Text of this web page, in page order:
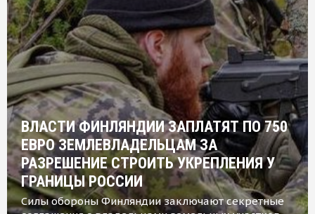
ВЛАСТИ ФИНЛЯНДИИ ЗАПЛАТЯТ ПО 750
ЕВРО ЗЕМЛЕВЛАДЕЛЬЦАМ ЗА
РАЗРЕШЕНИЕ СТРОИТЬ УКРЕПЛЕНИЯ У
ГРАНИЦЫ РОССИИ
Силы обороны Финляндии заключают секретные